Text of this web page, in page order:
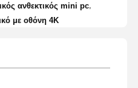
ανθεκτικός mini pc
με οθόνη 4K